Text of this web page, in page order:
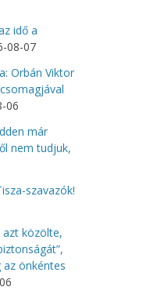
idő a
08-07
Orbán Viktor
06
már
nem tudjuk,
szavazók!
azt közölte,
önkéntes